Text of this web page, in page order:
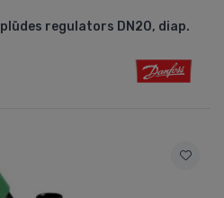
regulators DN20, diap.